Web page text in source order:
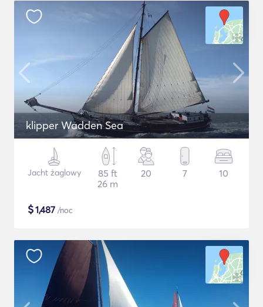
klipper Wadden Sea
Jacht żaglowy
85 ft
26 m
20 7 10
$1,487 /noc